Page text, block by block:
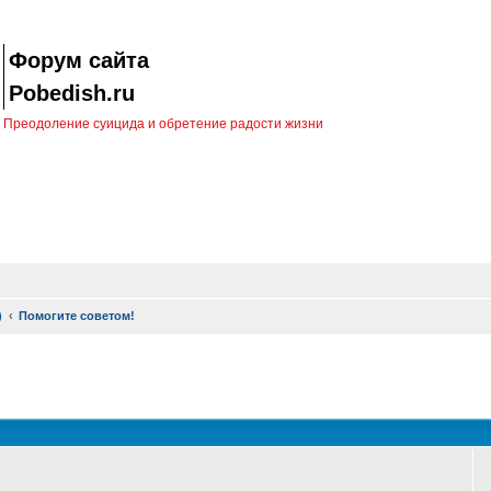
Форум сайта
Pobedish.ru
Преодоление суицида и обретение радости жизни
Помогите советом!